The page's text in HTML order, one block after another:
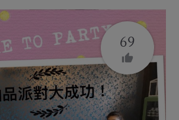
69
thumb_up